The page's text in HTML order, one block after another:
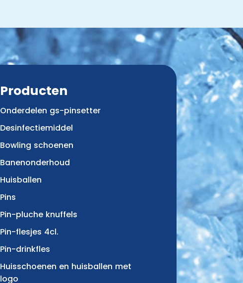
Producten
Onderdelen gs-pinsetter
Desinfectiemiddel
Bowling schoenen
Banenonderhoud
Huisballen
Pins
Pin-pluche knuffels
Pin-flesjes 4cl.
Pin-drinkfles
Huisschoenen en huisballen met
logo